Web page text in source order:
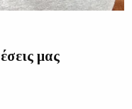
μας